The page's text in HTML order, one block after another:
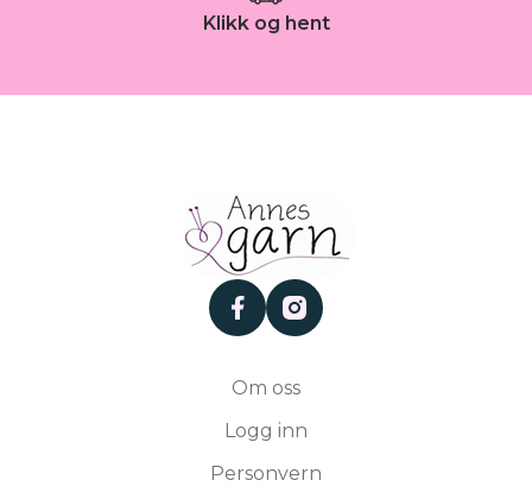
Klikk og hent
facebookinstagram
Om oss
Logg inn
Personvern